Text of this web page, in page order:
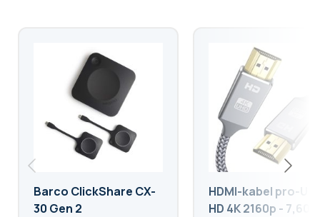
Barco ClickShare CX-
30 Gen 2
HDMI-kabel pro-
HD 4K 2160p - 7,60m